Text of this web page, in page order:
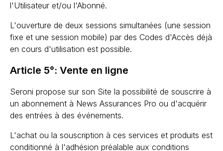
l'Utilisateur et/ou l'Abonné.
L'ouverture de deux sessions simultanées (une session
fixe et une session mobile) par des Codes d'Accès déjà
en cours d'utilisation est possible.
Article 5°: Vente en ligne
Seroni propose sur son Site la possibilité de souscrire à
un abonnement à News Assurances Pro ou d'acquérir
des entrées à des événements.
L'achat ou la souscription à ces services et produits est
conditionné à l'adhésion préalable aux conditions